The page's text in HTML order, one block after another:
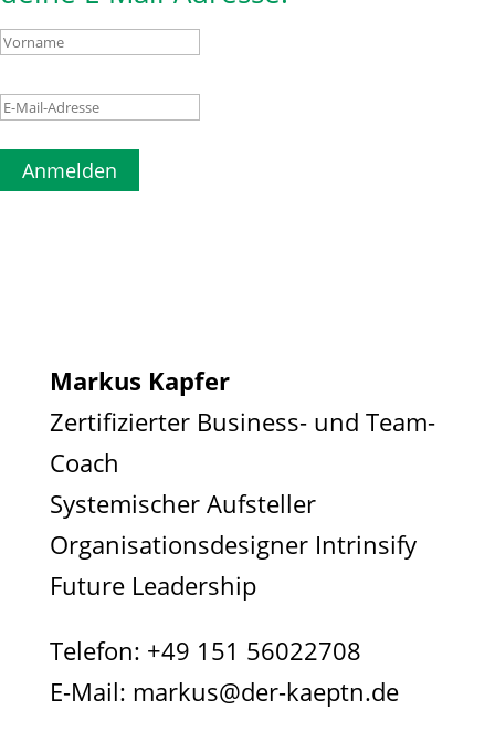
Anmelden
Markus Kapfer
Zertifizierter Business- und Team-
Coach
Systemischer Aufsteller
Organisationsdesigner Intrinsify
Future Leadership
Telefon: +49 151 56022708
E-Mail: markus@der-kaeptn.de